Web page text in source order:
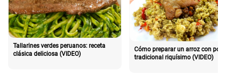
Tallarines verdes peruanos: receta
clásica deliciosa (VIDEO)
Cómo preparar un arroz con pollo
tradicional riquísimo (VIDEO)